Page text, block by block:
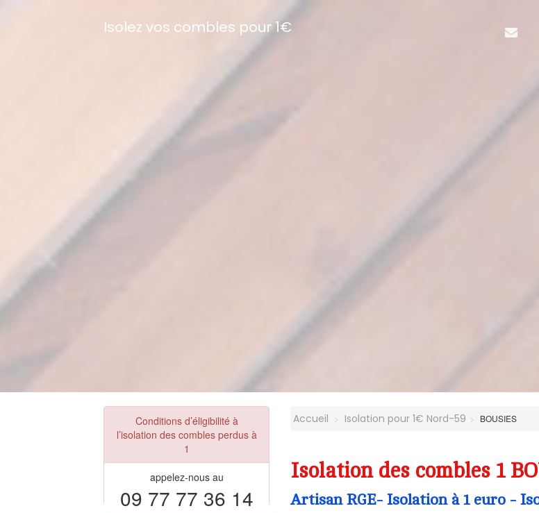
Isolez vos combles pour 1€
Conditions d’éligibilité à
l’isolation des combles perdus à
1
appelez-nous au
09 77 77 36 14
Accueil Isolation pour 1€ Nord-59 BOUSIES
Isolation des combles 1
Artisan RGE- Isolation à 1 euro -